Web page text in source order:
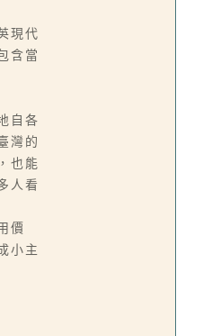
現代
含當
自各
灣的
也能
人看
價
小主